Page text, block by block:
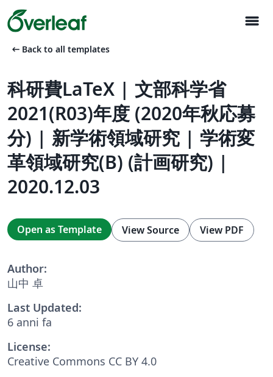
menu
arrow_left_alt Back to all templates
科研費LaTeX | 文部科学省
2021(R03)年度 (2020年秋応募
分) | 新学術領域研究 | 学術変
革領域研究(B) (計画研究) |
2020.12.03
Open as Template View Source View PDF
Author:
山中 卓
Last Updated:
6 anni fa
License:
Creative Commons CC BY 4.0